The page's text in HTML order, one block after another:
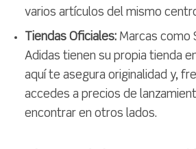
varios artículos del mismo
Tiendas Oficiales: Marcas como
Adidas tienen su propia tienda
aquí te asegura originalidad y,
accedes a precios de
encontrar en otros lados.